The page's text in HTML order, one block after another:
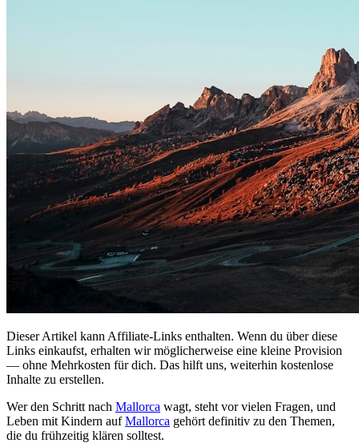
Dieser Artikel kann Affiliate-Links enthalten. Wenn du über diese
Links einkaufst, erhalten wir möglicherweise eine kleine Provision
— ohne Mehrkosten für dich. Das hilft uns, weiterhin kostenlose
Inhalte zu erstellen.
Wer den Schritt nach Mallorca wagt, steht vor vielen Fragen, und
Leben mit Kindern aufMallorca gehört definitiv zu den Themen,
die du frühzeitig klären solltest.